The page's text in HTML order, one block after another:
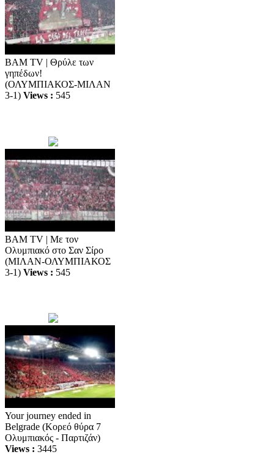
BAM TV | Θρύλε των
γηπέδων!
(ΟΛΥΜΠΙΑΚΟΣ-ΜΙΛΑΝ
3-1) Views : 545
BAM TV | Με τον
Ολυμπιακό στο Σαν Σίρο
(ΜΙΛΑΝ-ΟΛΥΜΠΙΑΚΟΣ
3-1) Views : 545
Your journey ended in
Belgrade (Κορεό θύρα 7
Ολυμπιακός - Παρτιζάν)
Views : 3445